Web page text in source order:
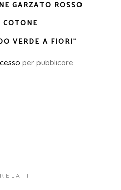
GARZATO ROSSO
VERDE A FIORI”
per pubblicare